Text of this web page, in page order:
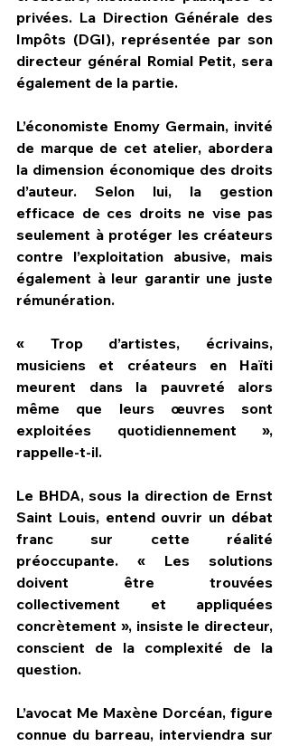
privées. La Direction Générale des
Impôts (DGI), représentée par son
directeur général Romial Petit, sera
également de la partie.
L’économiste Enomy Germain, invité
de marque de cet atelier, abordera
la dimension économique des droits
d’auteur. Selon lui, la gestion
efficace de ces droits ne vise pas
seulement à protéger les créateurs
contre l’exploitation abusive, mais
également à leur garantir une juste
rémunération.
« Trop d’artistes, écrivains,
musiciens et créateurs en Haïti
meurent dans la pauvreté alors
même que leurs œuvres sont
exploitées quotidiennement »,
rappelle-t-il.
Le BHDA, sous la direction de Ernst
Saint Louis, entend ouvrir un débat
franc sur cette réalité
préoccupante. « Les solutions
doivent être trouvées
collectivement et appliquées
concrètement », insiste le directeur,
conscient de la complexité de la
question.
L’avocat Me Maxène Dorcéan, figure
connue du barreau, interviendra sur